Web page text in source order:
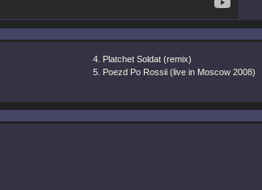
Platchet Soldat (remix)
Poezd Po Rossii (live in Moscow 2008)